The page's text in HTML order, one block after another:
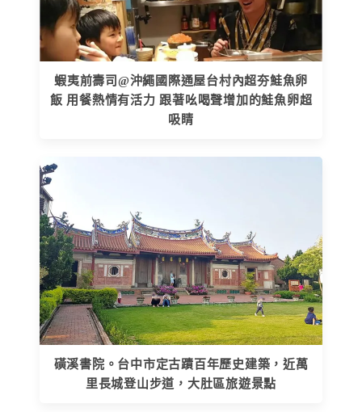
蝦夷前壽司@沖繩國際通屋台村內超夯鮭魚卵
飯 用餐熱情有活力 跟著吆喝聲增加的鮭魚卵超
吸睛
磺溪書院。台中市定古蹟百年歷史建築，近萬
里長城登山步道，大肚區旅遊景點